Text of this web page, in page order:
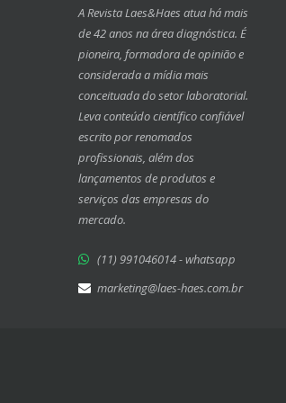
A Revista Laes&Haes atua há mais
de 42 anos na área diagnóstica. É
pioneira, formadora de opinião e
considerada a mídia mais
conceituada do setor laboratorial.
Leva conteúdo científico confiável
escrito por renomados
profissionais, além dos
lançamentos de produtos e
serviços das empresas do
mercado.
(11) 991046014 - whatsapp
marketing@laes-haes.com.br